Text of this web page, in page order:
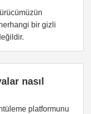
bir gizli
nasıl
platformunu